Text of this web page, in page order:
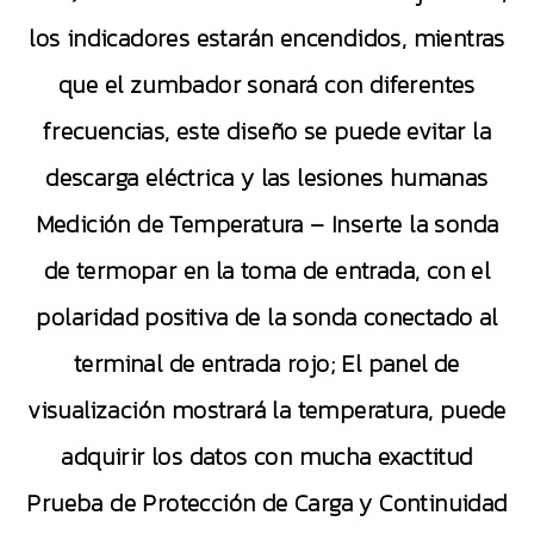
los indicadores estarán encendidos, mientras
que el zumbador sonará con diferentes
frecuencias, este diseño se puede evitar la
descarga eléctrica y las lesiones humanas
Medición de Temperatura – Inserte la sonda
de termopar en la toma de entrada, con el
polaridad positiva de la sonda conectado al
terminal de entrada rojo; El panel de
visualización mostrará la temperatura, puede
adquirir los datos con mucha exactitud
Prueba de Protección de Carga y Continuidad